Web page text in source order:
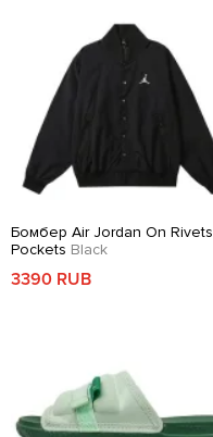
Бомбер Air Jordan On Rivets
Pockets Black
3390 RUB